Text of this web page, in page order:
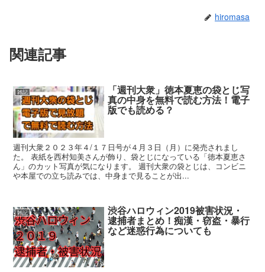
hiromasa
関連記事
雑記 「週刊大衆」徳本夏恵の袋とじ写
真の中身を無料で読む方法！電子
版でも読める？
週刊大衆２０２３年４/１７日号が４月３日（月）に発売されまし
た。 表紙を西村知美さんが飾り、袋とじになっている「徳本夏恵さ
ん」のカット写真が気になります。 週刊大衆の袋とじは、コンビニ
や本屋での立ち読みでは、中身まで見ることが出...
雑記 渋谷ハロウィン2019被害状況・
逮捕者まとめ！痴漢・窃盗・暴行
など迷惑行為についても